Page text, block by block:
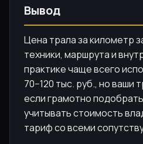
Вывод
Цена трала за километр
техники, маршрута и
практике чаще всего
70−120 тыс. руб., но ваши
если грамотно
учитывать стоимость
тариф со всеми